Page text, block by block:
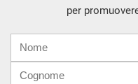
per
mail